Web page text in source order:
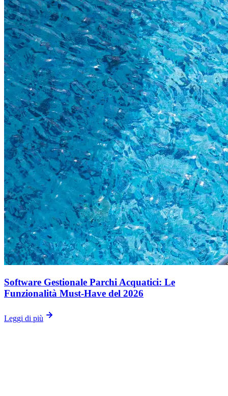
Software Gestionale Parchi Acquatici: Le
Funzionalità Must-Have del 2026
Leggi di più